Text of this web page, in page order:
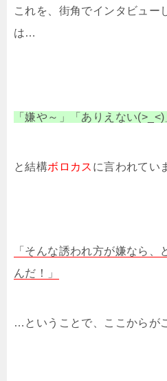
これを、街角でインタビュー
は…
「嫌や～」「ありえない(>_<)
と結構ボロカス に言われて
「そんな誘われ方が嫌なら
んだ！」
…ということで、ここからが